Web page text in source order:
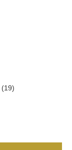
(19)